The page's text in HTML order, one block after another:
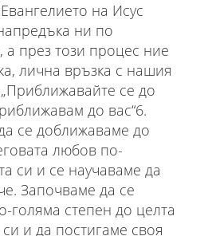
на Исус
ни по
а през този процес ние
лична връзка с нашия
се до
до вас“6.
се доближаваме до
любов по-
си и се научаваме да
Започваме да се
голяма степен до целта
и да постигаме своя